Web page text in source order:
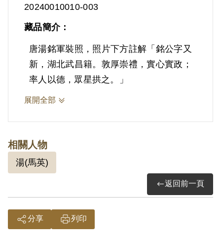
20240010010-003
藏品簡介：
唐湯銘軍裝照，照片下方註解「銘公字又
新，湖北武昌籍。敦厚崇禮，實心實政；
率人以德，眾星拱之。」
展開全部
相關人物
湯(馬英)
返回前一頁
分享 列印